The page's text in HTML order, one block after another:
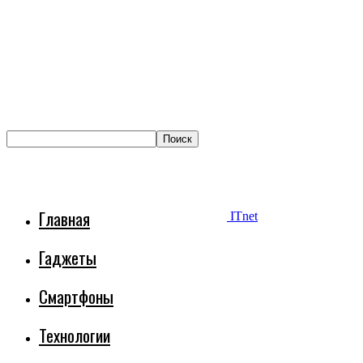
ITnet
Главная
Гаджеты
Смартфоны
Технологии